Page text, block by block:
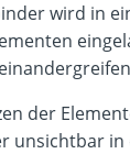
wird in
der
unsichtbar in